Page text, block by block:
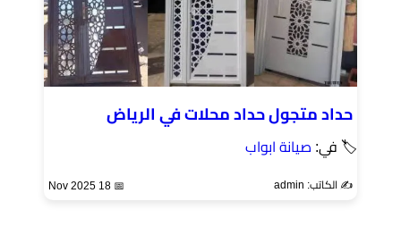
حداد متجول حداد محلات في الرياض
🏷 في: صيانة ابواب
✍️ الكاتب: admin 📅 18 Nov 2025